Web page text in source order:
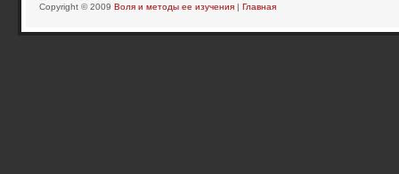
Copyright © 2009 Воля и методы ее изучения | Главная